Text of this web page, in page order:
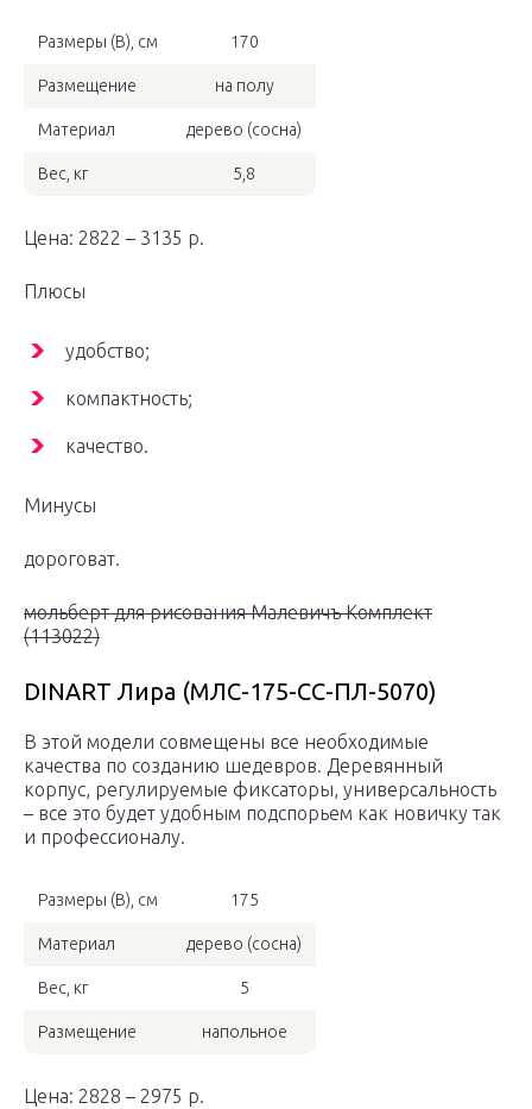
Размеры (В), см 170
Размещение на полу
Материал дерево (сосна)
Вес, кг 5,8
Цена: 2822 – 3135 р.
Плюсы
удобство;
компактность;
качество.
Минусы
дороговат.
мольберт для рисования Малевичъ Комплект
(113022)
DINART Лира (МЛС-175-СС-ПЛ-5070)
В этой модели совмещены все необходимые
качества по созданию шедевров. Деревянный
корпус, регулируемые фиксаторы, универсальность
– все это будет удобным подспорьем как новичку так
и профессионалу.
Размеры (В), см 175
Материал дерево (сосна)
Вес, кг 5
Размещение напольное
Цена: 2828 – 2975 р.